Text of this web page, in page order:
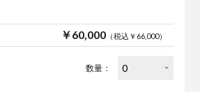
￥60,000（税込￥66,000）
数量：